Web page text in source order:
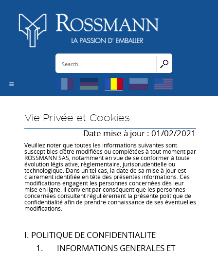
Vie Privée et Cookies
Date mise à jour : 01/02/2021
Veuillez noter que toutes les informations suivantes sont
susceptibles d’être modifiées ou complétées à tout moment par
ROSSMANN SAS, notamment en vue de se conformer à toute
évolution législative, règlementaire, jurisprudentielle ou
technologique. Dans un tel cas, la date de sa mise à jour est
clairement identifiée en tête des présentes informations. Ces
modifications engagent les personnes concernées dès leur
mise en ligne. Il convient par conséquent que les personnes
concernées consultent régulièrement la présente politique de
confidentialité afin de prendre connaissance de ses éventuelles
modifications.
I. POLITIQUE DE CONFIDENTIALITE
1. INFORMATIONS GENERALES ET